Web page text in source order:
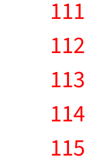
111
112
113
114
115